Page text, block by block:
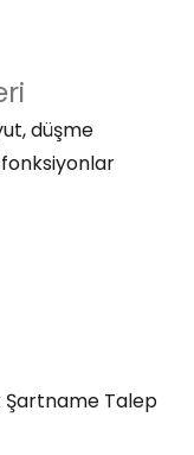
düşme
Şartname Talep